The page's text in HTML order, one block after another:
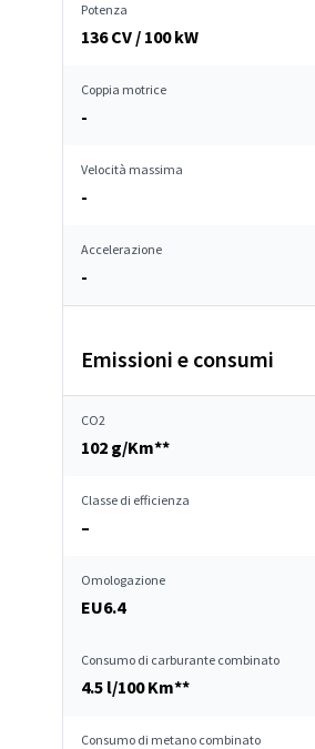
Potenza
136 CV / 100 kW
Coppia motrice
-
Velocità massima
-
Accelerazione
-
Emissioni e consumi
CO2
102 g/Km**
Classe di efficienza
–
Omologazione
EU6.4
Consumo di carburante combinato
4.5 l/100 Km**
Consumo di metano combinato